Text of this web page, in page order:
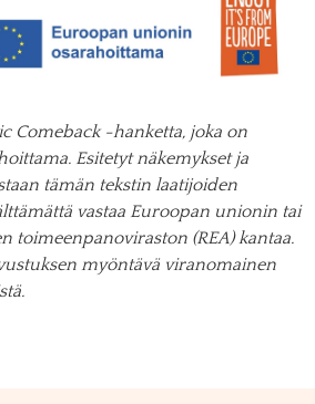
Comeback -hanketta, joka on
Esitetyt näkemykset ja
tämän tekstin laatijoiden
vastaa Euroopan unionin tai
toimeenpanoviraston (REA) kantaa.
myöntävä viranomainen